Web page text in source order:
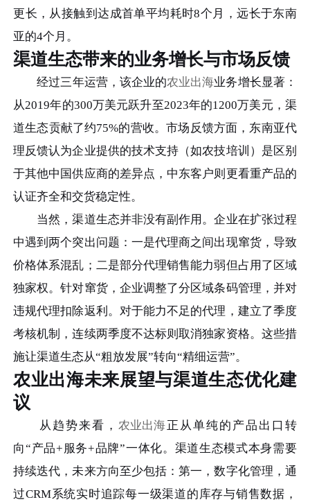
更长，从接触到达成首单平均耗时8个月，远长于东南
亚的4个月。
渠道生态带来的业务增长与市场反馈
经过三年运营，该企业的农业出海业务增长显著：
从2019年的300万美元跃升至2023年的1200万美元，渠
道生态贡献了约75%的营收。市场反馈方面，东南亚代
理反馈认为企业提供的技术支持（如农技培训）是区别
于其他中国供应商的差异点，中东客户则更看重产品的
认证齐全和交货稳定性。
当然，渠道生态并非没有副作用。企业在扩张过程
中遇到两个突出问题：一是代理商之间出现窜货，导致
价格体系混乱；二是部分代理销售能力弱但占用了区域
独家权。针对窜货，企业调整了分区域条码管理，并对
违规代理扣除返利。对于能力不足的代理，建立了季度
考核机制，连续两季度不达标则取消独家资格。这些措
施让渠道生态从“粗放发展”转向“精细运营”。
农业出海未来展望与渠道生态优化建
议
从趋势来看，农业出海 正从单纯的产品出口转
向“产品+服务+品牌”一体化。渠道生态模式本身需要
持续迭代，未来方向至少包括：第一，数字化管理，通
过CRM系统实时追踪每一级渠道的库存与销售数据，